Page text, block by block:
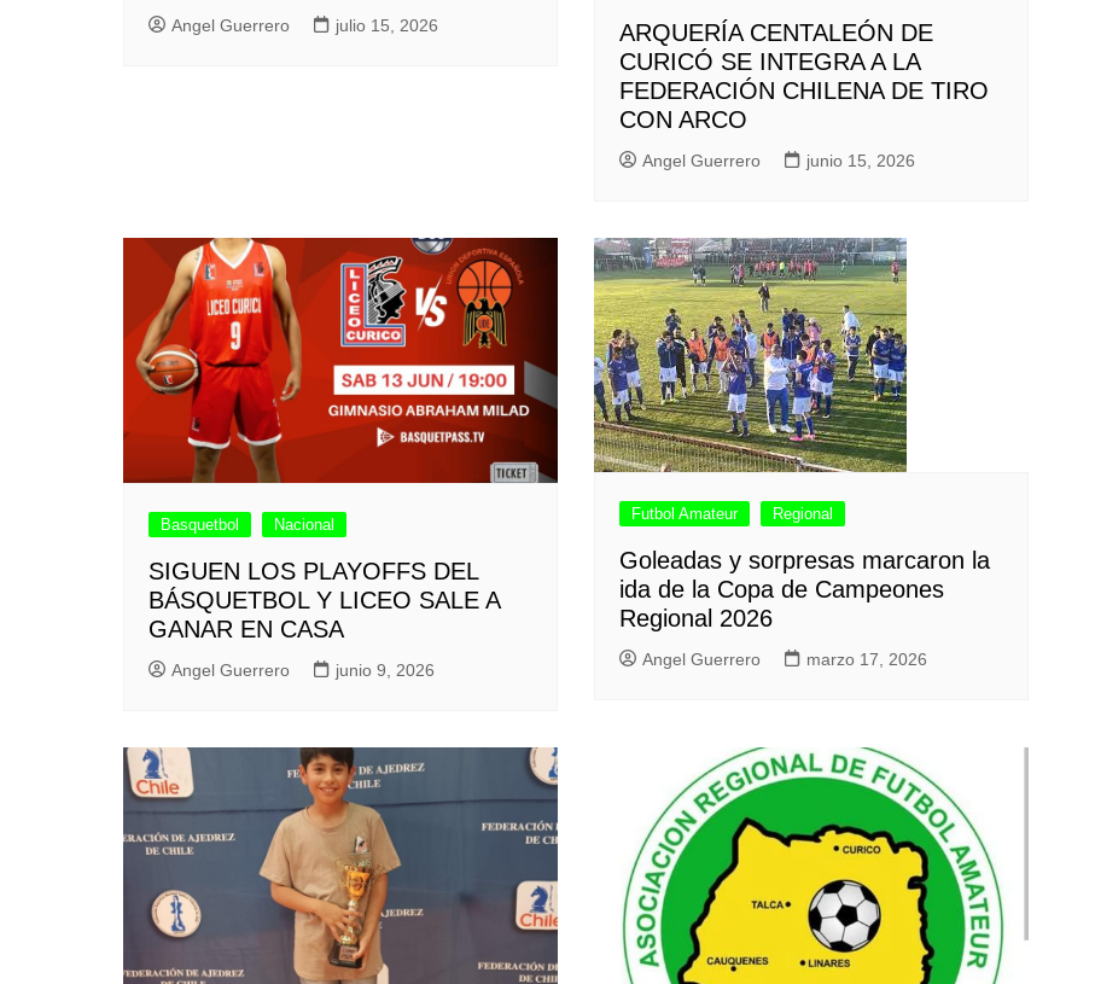
Angel Guerrero julio 15, 2026
ARQUERÍA CENTALEÓN DE
CURICÓ SE INTEGRA A LA
FEDERACIÓN CHILENA DE TIRO
CON ARCO
Angel Guerrero junio 15, 2026
Basquetbol Nacional
SIGUEN LOS PLAYOFFS DEL
BÁSQUETBOL Y LICEO SALE A
GANAR EN CASA
Angel Guerrero junio 9, 2026
Futbol Amateur Regional
Goleadas y sorpresas marcaron la
ida de la Copa de Campeones
Regional 2026
Angel Guerrero marzo 17, 2026